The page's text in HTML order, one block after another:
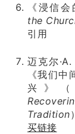
《浸信
the
引用
迈克尔
《我们
兴》
Tradition
买链接